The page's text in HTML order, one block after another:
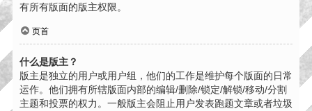
有所有版面的版主权限。
页首
什么是版主？
版主是独立的用户或用户组，他们的工作是维护每个版面的日常
运作。他们拥有所辖版面内部的编辑/删除/锁定/解锁/移动/分割
主题和投票的权力。一般版主会阻止用户发表跑题文章或者垃圾